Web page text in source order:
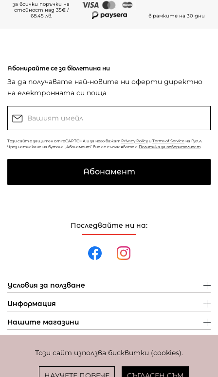
Този сайт използва бисквитки (cookies).
за всички поръчки на
стойност над 35€ /
68.45 лв.
в рамките на 30 дни
Последвайте ни на:
Условия за ползване
Информация
Нашите магазини
Абонирайте се за бюлетина ни
За да получавате най-новите ни оферти директно
на електронната си поща
Този сайт е защитен от reCAPTCHA и за него важат Privacy Policy и Terms of Service на Гугъл.
Чрез натискане на бутона „Абонамент“ вие се съгласявате с Политика за поверителност
Абонамент
Фиксиран курс за превалутиране: 1 EUR = 1,95583 BGN